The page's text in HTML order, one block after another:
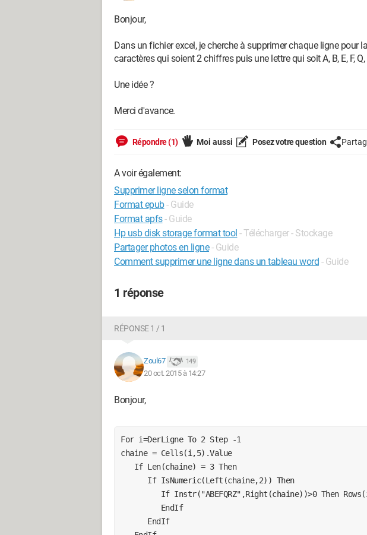
Bonjour,
Dans un fichier excel, je cherche à supprimer chaque ligne pour
caractères qui soient 2 chiffres puis une lettre qui soit A, B, E, F,
Une idée ?
Merci d'avance.
Répondre (1) Moi aussi Posez votre question
A voir également:
Supprimer ligne selon format
Format epub- Guide
Format apfs- Guide
Hp usb disk storage format tool - Télécharger - Stockage
Partager photos en ligne - Guide
Comment supprimer une ligne dans un tableau word - Guide
1 réponse
RÉPONSE 1 / 1
Zoul67 149
20 oct. 2015 à 14:27
Bonjour,
For i=DerLigne To 2 Step -1
chaine = Cells(i,5).Value